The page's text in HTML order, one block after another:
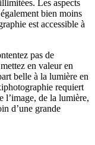
Les aspects
bien moins
est accessible à
pas de
en valeur en
belle à la lumière en
requiert
l’image, de la lumière,
d’une grande